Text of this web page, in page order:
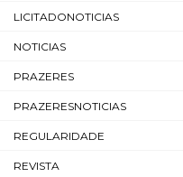
LICITADONOTICIAS
NOTICIAS
PRAZERES
PRAZERESNOTICIAS
REGULARIDADE
REVISTA